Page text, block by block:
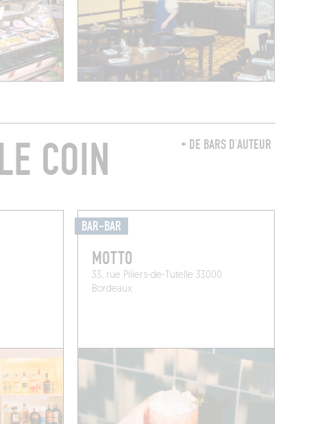
+ DE BARS D’AUTEUR
COIN
BAR-BAR
MOTTO
33, rue Piliers-de-Tutelle 33000
Bordeaux